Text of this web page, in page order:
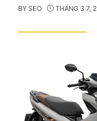
BY SEO THÁNG 3 7,